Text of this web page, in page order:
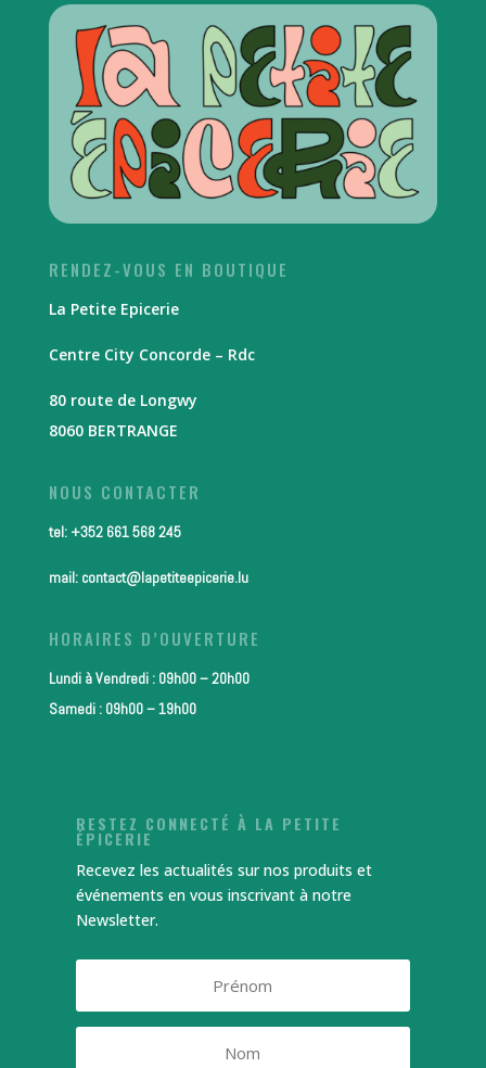
RENDEZ-VOUS EN BOUTIQUE
La Petite Epicerie
Centre City Concorde – Rdc
80 route de Longwy
8060 BERTRANGE
NOUS CONTACTER
tel: +352 661 568 245
mail: contact@lapetiteepicerie.lu
HORAIRES D’OUVERTURE
Lundi à Vendredi : 09h00 – 20h00
Samedi : 09h00 – 19h00
RESTEZ CONNECTÉ À LA PETITE
ÉPICERIE
Recevez les actualités sur nos produits et
événements en vous inscrivant à notre
Newsletter.